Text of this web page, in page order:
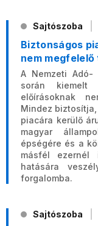
Sajtószoba
Biztonságos
nem
A Nemzeti Adó-
során kiemelt
előírásoknak
Mindez
piacára kerülő
magyar
épségére és a
másfél ezernél
hatására
forgalomba.
Sajtószoba